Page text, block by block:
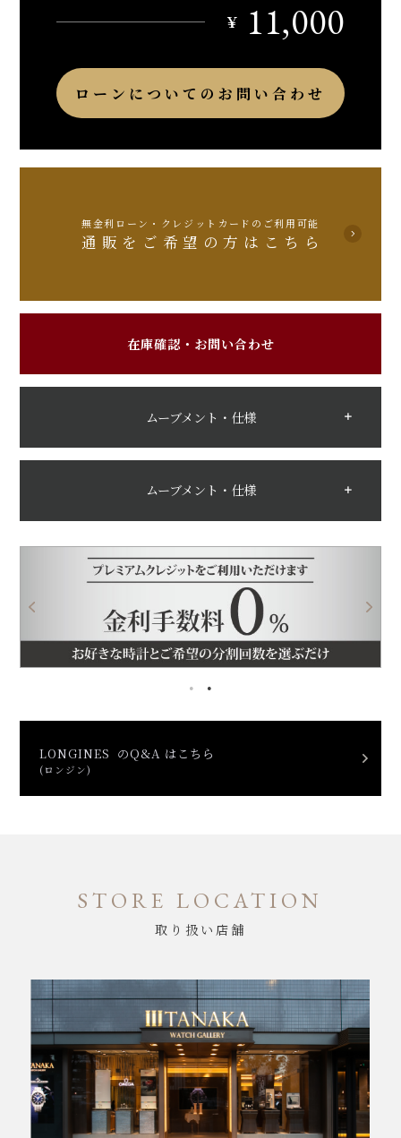
￥
11,000
ローンについてのお問い合わせ
無金利ローン・クレジットカードのご利用可能
通販をご希望の方はこちら
在庫確認・お問い合わせ
ムーブメント・仕様
ムーブメント・仕様
LONGINES のQ&A はこちら
(ロンジン)
STORE LOCATION
取り扱い店舗